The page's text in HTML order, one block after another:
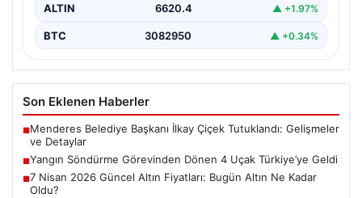
ALTIN 6620.4 ▲ +1.97%
BTC 3082950 ▲ +0.34%
Son Eklenen Haberler
■Menderes Belediye Başkanı İlkay Çiçek Tutuklandı: Gelişmeler
ve Detaylar
■Yangın Söndürme Görevinden Dönen 4 Uçak Türkiye’ye Geldi
■7 Nisan 2026 Güncel Altın Fiyatları: Bugün Altın Ne Kadar
Oldu?